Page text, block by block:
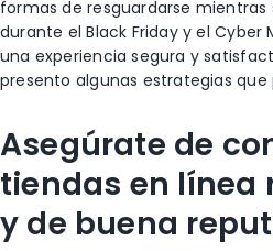
formas de resguardarse mientras
durante el Black Friday y el Cyber
una experiencia segura y
presento algunas estrategias que
Asegúrate de
tiendas en línea
y de buena